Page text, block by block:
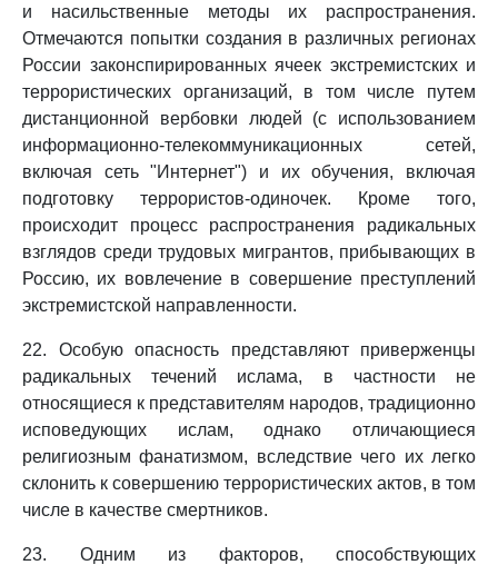
и насильственные методы их распространения.
Отмечаются попытки создания в различных регионах
России законспирированных ячеек экстремистских и
террористических организаций, в том числе путем
дистанционной вербовки людей (с использованием
информационно-телекоммуникационных сетей,
включая сеть "Интернет") и их обучения, включая
подготовку террористов-одиночек. Кроме того,
происходит процесс распространения радикальных
взглядов среди трудовых мигрантов, прибывающих в
Россию, их вовлечение в совершение преступлений
экстремистской направленности.
22. Особую опасность представляют приверженцы
радикальных течений ислама, в частности не
относящиеся к представителям народов, традиционно
исповедующих ислам, однако отличающиеся
религиозным фанатизмом, вследствие чего их легко
склонить к совершению террористических актов, в том
числе в качестве смертников.
23. Одним из факторов, способствующих